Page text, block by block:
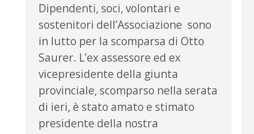
Dipendenti, soci, volontari e
sostenitori dell’Associazione sono
in lutto per la scomparsa di Otto
Saurer. L’ex assessore ed ex
vicepresidente della giunta
provinciale, scomparso nella serata
di ieri, è stato amato e stimato
presidente della nostra